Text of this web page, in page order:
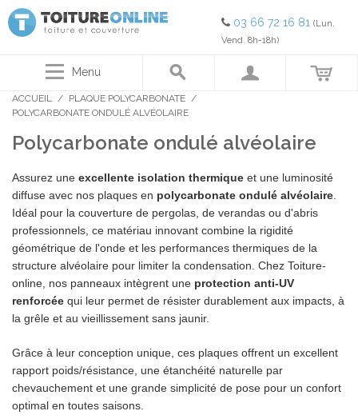
03 66 72 16 81 (Lun.
Vend. 8h-18h)
Menu
ACCUEIL / PLAQUE POLYCARBONATE /
POLYCARBONATE ONDULÉ ALVÉOLAIRE
Polycarbonate ondulé alvéolaire
Assurez une excellente isolation thermique et une luminosité
diffuse avec nos plaques en polycarbonate ondulé alvéolaire
Idéal pour la couverture de pergolas, de verandas ou d'abris
professionnels, ce matériau innovant combine la rigidité
géométrique de l'onde et les performances thermiques de la
structure alvéolaire pour limiter la condensation. Chez Toiture-
online, nos panneaux intègrent une protection anti-UV
renforcée qui leur permet de résister durablement aux impacts, à
la grêle et au vieillissement sans jaunir.
Grâce à leur conception unique, ces plaques offrent un excellent
rapport poids/résistance, une étanchéité naturelle par
chevauchement et une grande simplicité de pose pour un confort
optimal en toutes saisons.